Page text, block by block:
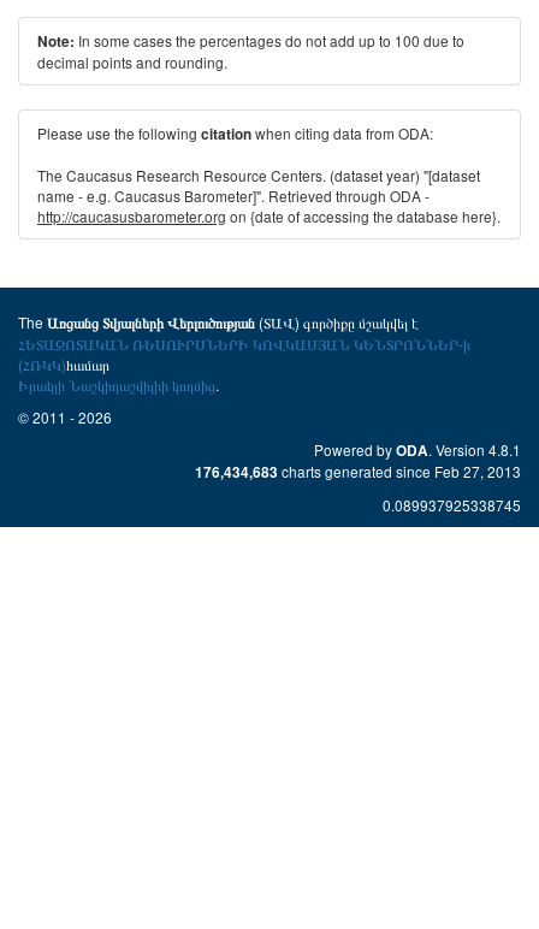
Note: In some cases the percentages do not add up to 100 due to
decimal points and rounding.
Please use the following citationwhen citing data from ODA:
The Caucasus Research Resource Centers. (dataset year) "[dataset
name - e.g. Caucasus Barometer]". Retrieved through ODA -
http://caucasusbarometer.org on {date of accessing the database here}.
The Առցանց Տվյալների Վերլուծության(ՏԱՎ) գործիքը մշակվել է
ՀԵՏԱԶՈՏԱԿԱՆ ՌԵՍՈՒՐՍՆԵՐԻ ԿՈՎԿԱՍՅԱՆ ԿԵՆՏՐՈՆՆԵՐ-ի
(ՀՌԿԿ)համար
Իրակլի Նաշկիդաշվիլիի կողմից.
© 2011 - 2026
Powered byODA. Version 4.8.1
176,434,683 charts generated since Feb 27, 2013
0.089937925338745